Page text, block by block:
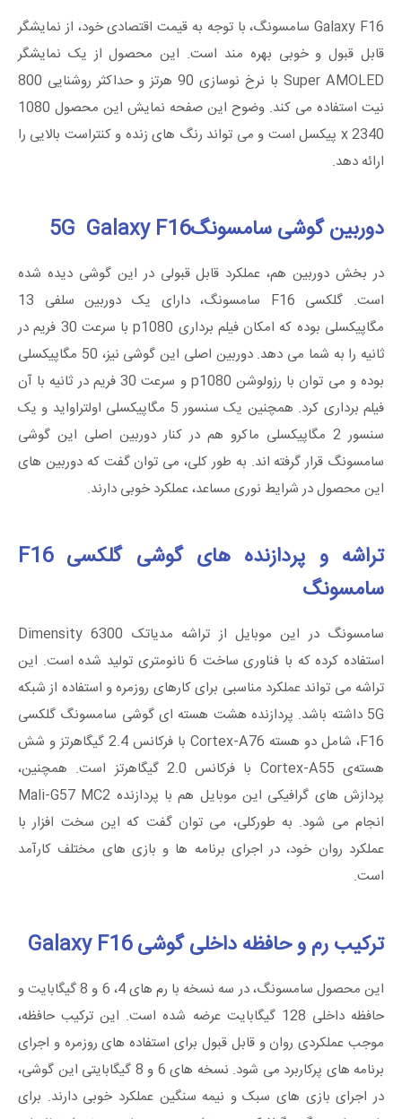
Galaxy F16 سامسونگ، با توجه به قیمت اقتصادی خود، از نمایشگر
قابل قبول و خوبی بهره مند است. این محصول از یک نمایشگر
Super AMOLED با نرخ نوسازی 90 هرتز و حداکثر روشنایی 800
نیت استفاده می کند. وضوح این صفحه نمایش این محصول 1080
x 2340 پیکسل است و می تواند رنگ های زنده و کنتراست بالایی را
ارائه دهد.
دوربین گوشی سامسونگ5G Galaxy F16
در بخش دوربین هم، عملکرد قابل قبولی در این گوشی دیده شده
است. گلکسی F16 سامسونگ، دارای یک دوربین سلفی 13
مگاپیکسلی بوده که امکان فیلم برداری p1080 با سرعت 30 فریم در
ثانیه را به شما می دهد. دوربین اصلی این گوشی نیز، 50 مگاپیکسلی
بوده و می توان با رزولوشن p1080 و سرعت 30 فریم در ثانیه با آن
فیلم برداری کرد. همچنین یک سنسور 5 مگاپیکسلی اولتراواید و یک
سنسور 2 مگاپیکسلی ماکرو هم در کنار دوربین اصلی این گوشی
سامسونگ قرار گرفته اند. به طور کلی، می توان گفت که دوربین های
این محصول در شرایط نوری مساعد، عملکرد خوبی دارند.
تراشه و پردازنده های گوشی گلکسی F16
سامسونگ
سامسونگ در این موبایل از تراشه‌ مدیاتک Dimensity 6300
استفاده کرده که با فناوری ساخت 6 نانومتری تولید شده است. این
تراشه می تواند عملکرد مناسبی برای کارهای روزمره و استفاده از شبکه
5G داشته باشد. پردازنده‌ هشت‌ هسته ‌ای گوشی سامسونگ گلکسی
F16، شامل دو هسته‌ Cortex-A76 با فرکانس 2.4 گیگاهرتز و شش
هسته‌ی Cortex-A55 با فرکانس 2.0 گیگاهرتز است. همچنین،
پردازش‌ های گرافیکی این موبایل هم با پردازنده‌ Mali-G57 MC2
انجام می ‌شود. به طورکلی، می توان گفت که این سخت ‌افزار با
عملکرد روان خود، در اجرای برنامه‌ ها و بازی ‌های مختلف کارآمد
است.
ترکیب رم و حافظه داخلی گوشی Galaxy F16
این محصول سامسونگ، در سه نسخه با رم های 4، 6 و 8 گیگابایت و
حافظه داخلی 128 گیگابایت عرضه شده است. این ترکیب حافظه،
موجب عملکردی روان و قابل قبول برای استفاده‌ های روزمره و اجرای
برنامه ‌های پرکاربرد می شود. نسخه‌ های 6 و 8 گیگابایتی این گوشی،
در اجرای بازی‌ های سبک و نیمه‌ سنگین عملکرد خوبی دارند. برای